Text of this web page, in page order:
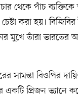
থেকে পাঁচ
করা হয়।
মুখে তাঁরা ভারতের
সামন্তা বিওপির
প্রিজন ভ্যানে